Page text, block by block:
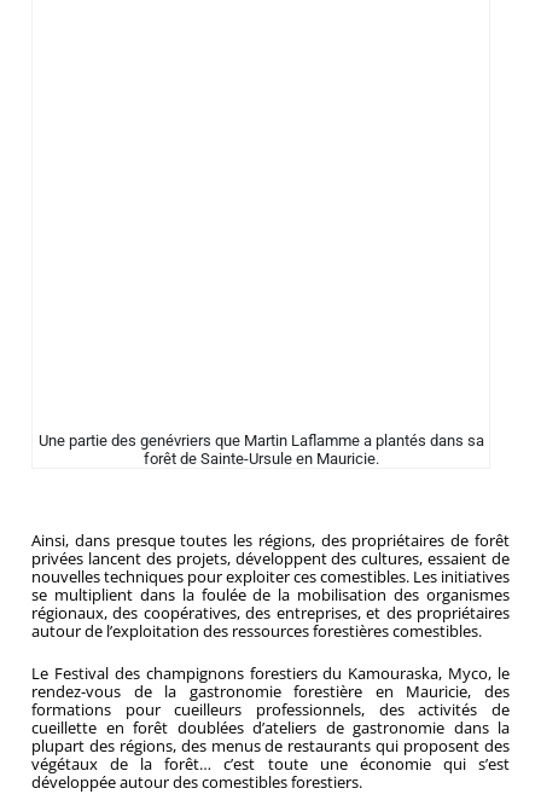
Une partie des genévriers que Martin Laflamme a plantés dans sa
forêt de Sainte-Ursule en Mauricie.
Ainsi, dans presque toutes les régions, des propriétaires de forêt
privées lancent des projets, développent des cultures, essaient de
nouvelles techniques pour exploiter ces comestibles. Les initiatives
se multiplient dans la foulée de la mobilisation des organismes
régionaux, des coopératives, des entreprises, et des propriétaires
autour de l’exploitation des ressources forestières comestibles.
Le Festival des champignons forestiers du Kamouraska, Myco, le
rendez-vous de la gastronomie forestière en Mauricie, des
formations pour cueilleurs professionnels, des activités de
cueillette en forêt doublées d’ateliers de gastronomie dans la
plupart des régions, des menus de restaurants qui proposent des
végétaux de la forêt… c’est toute une économie qui s’est
développée autour des comestibles forestiers.